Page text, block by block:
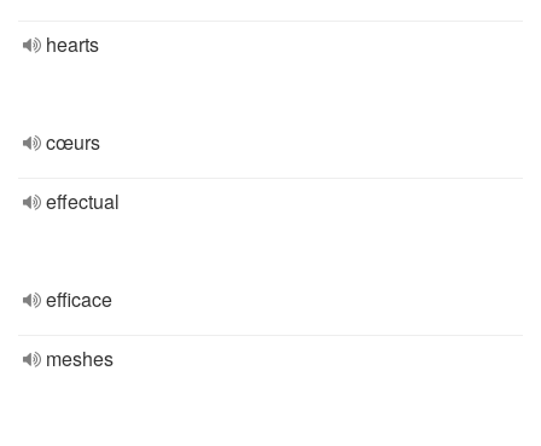
hearts
cœurs
effectual
efficace
meshes